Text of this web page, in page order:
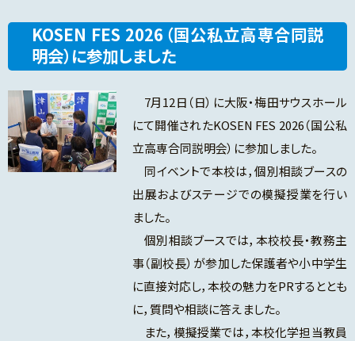
KOSEN FES 2026（国公私立高専合同説
明会）に参加しました
7月12日（日）に大阪・梅田サウスホール
にて開催されたKOSEN FES 2026（国公私
立高専合同説明会）に参加しました。
同イベントで本校は，個別相談ブースの
出展およびステージでの模擬授業を行い
ました。
個別相談ブースでは，本校校長・教務主
事（副校長）が参加した保護者や小中学生
に直接対応し，本校の魅力をPRするととも
に，質問や相談に答えました。
また，模擬授業では，本校化学担当教員